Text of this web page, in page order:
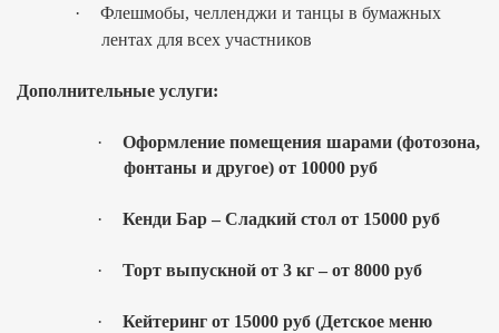
·
Флешмобы, челленджи и танцы в бумажных
лентах для всех участников
Дополнительные услуги:
·
Оформление помещения шарами (фотозона,
фонтаны и другое) от 10000 руб
· Кенди Бар – Сладкий стол от 15000 руб
· Торт выпускной от 3 кг – от 8000 руб
·
Кейтеринг от 15000 руб (Детское меню